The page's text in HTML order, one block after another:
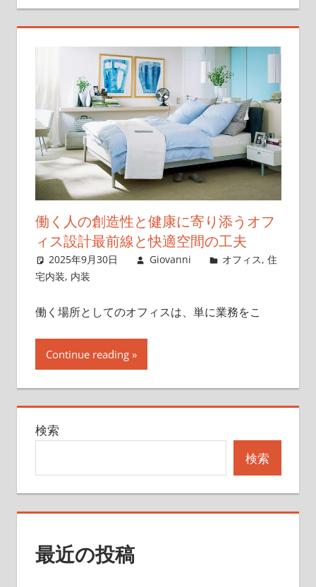
働く人の創造性と健康に寄り添うオフ
ィス設計最前線と快適空間の工夫
2025年9月30日 Giovanni オフィス,住
宅内装, 内装
働く場所としてのオフィスは、単に業務をこ
Continue reading
検索
検索
最近の投稿